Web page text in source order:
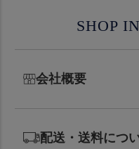
SHOP
会社概要
配送・送料につ